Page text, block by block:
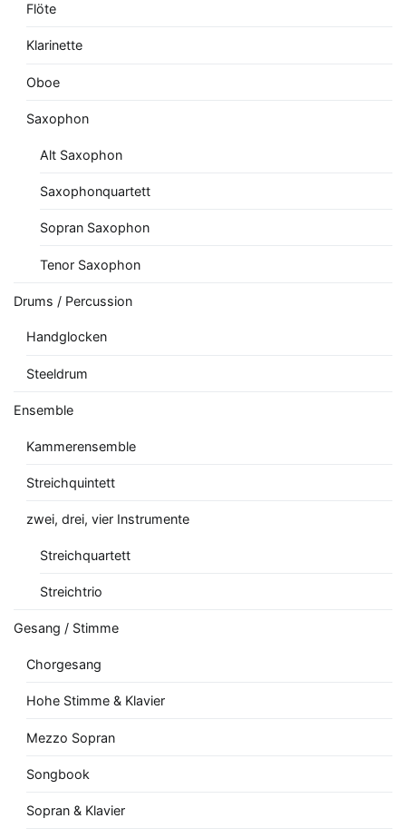
Flöte
Klarinette
Oboe
Saxophon
Alt Saxophon
Saxophonquartett
Sopran Saxophon
Tenor Saxophon
Drums / Percussion
Handglocken
Steeldrum
Ensemble
Kammerensemble
Streichquintett
zwei, drei, vier Instrumente
Streichquartett
Streichtrio
Gesang / Stimme
Chorgesang
Hohe Stimme & Klavier
Mezzo Sopran
Songbook
Sopran & Klavier